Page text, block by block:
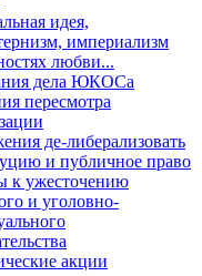
идея,
империализм
любви...
дела ЮКОСа
пересмотра
де-либерализовать
и публичное право
к ужесточению
и уголовно-
акции